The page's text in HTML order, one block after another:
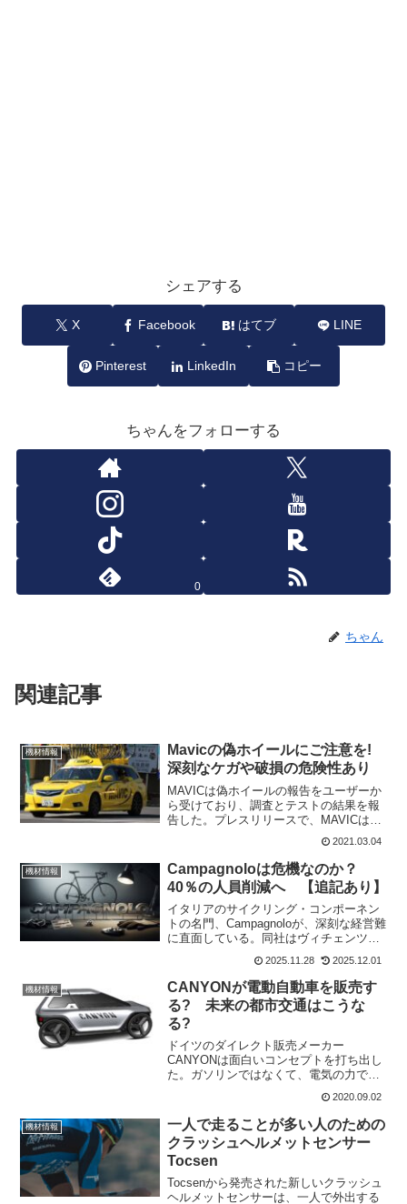
シェアする
X Facebook はてブ LINE
Pinterest LinkedIn コピー
ちゃんをフォローする
0
ちゃん
関連記事
機材情報
Mavicの偽ホイールにご注意を!
深刻なケガや破損の危険性あり
MAVICは偽ホイールの報告をユーザーか
ら受けており、調査とテストの結果を報
告した。プレスリリースで、MAVICは次
のように述べている。ロードサイクリス
トは、小さな丘を下っている時に衝突し
そうになり、2020年に自転車店に事故を
報告した。こ...
2021.03.04
機材情報
Campagnoloは危機なのか？
40％の人員削減へ 【追記あり】
イタリアのサイクリング・コンポーネン
トの名門、Campagnoloが、深刻な経営難
に直面している。同社はヴィチェンツァ
にある本社で、300人の従業員の約40%に
あたる最大120人もの大規模な人員削減を
計画していることが報じられた。3年間で
2...
2025.11.28 2025.12.01
機材情報
CANYONが電動自動車を販売す
る? 未来の都市交通はこうな
る?
ドイツのダイレクト販売メーカー
CANYONは面白いコンセプトを打ち出し
た。ガソリンではなくて、電気の力で動
く電動自動車を5年以内に開発したいとし
ている。時速60km/hで走る時には、車と
いう扱い。道路が混雑したら、25km/h以
下に落として...
2020.09.02
機材情報
一人で走ることが多い人のための
クラッシュヘルメットセンサー
Tocsen
Tocsenから発売された新しいクラッシュ
ヘルメットセンサーは、一人で外出する